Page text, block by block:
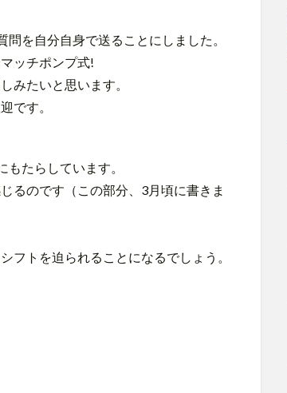
を自分自身で送ることにしました。
ッチポンプ式!
みたいと思います。
です。
たらしています。
るのです（この部分、3月頃に書きま
フトを迫られることになるでしょう。